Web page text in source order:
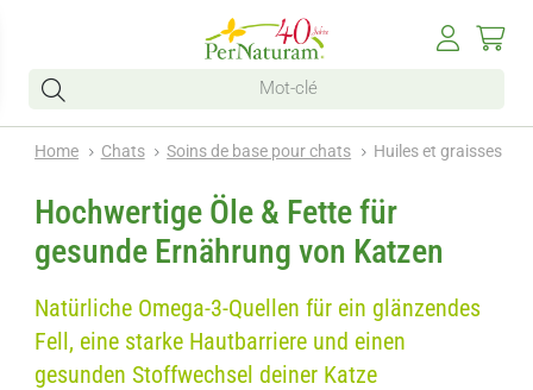
Home Chats Soins de base pour chats Huiles et graisses
Hochwertige Öle & Fette für
gesunde Ernährung von Katzen
Natürliche Omega-3-Quellen für ein glänzendes
Fell, eine starke Hautbarriere und einen
gesunden Stoffwechsel deiner Katze